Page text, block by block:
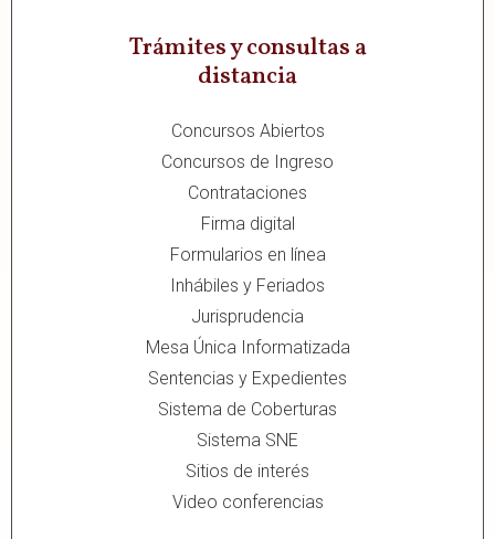
Trámites y consultas a
distancia
Concursos Abiertos
Concursos de Ingreso
Contrataciones
Firma digital
Formularios en línea
Inhábiles y Feriados
Jurisprudencia
Mesa Única Informatizada
Sentencias y Expedientes
Sistema de Coberturas
Sistema SNE
Sitios de interés
Video conferencias